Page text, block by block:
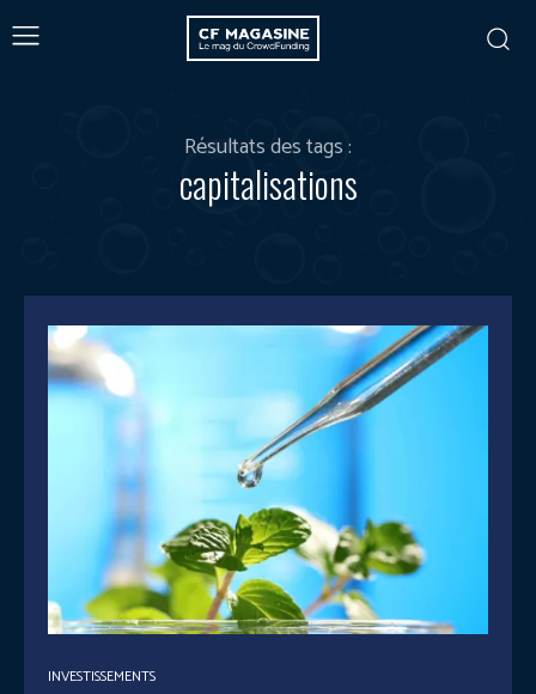
Résultats des tags :
capitalisations
INVESTISSEMENTS